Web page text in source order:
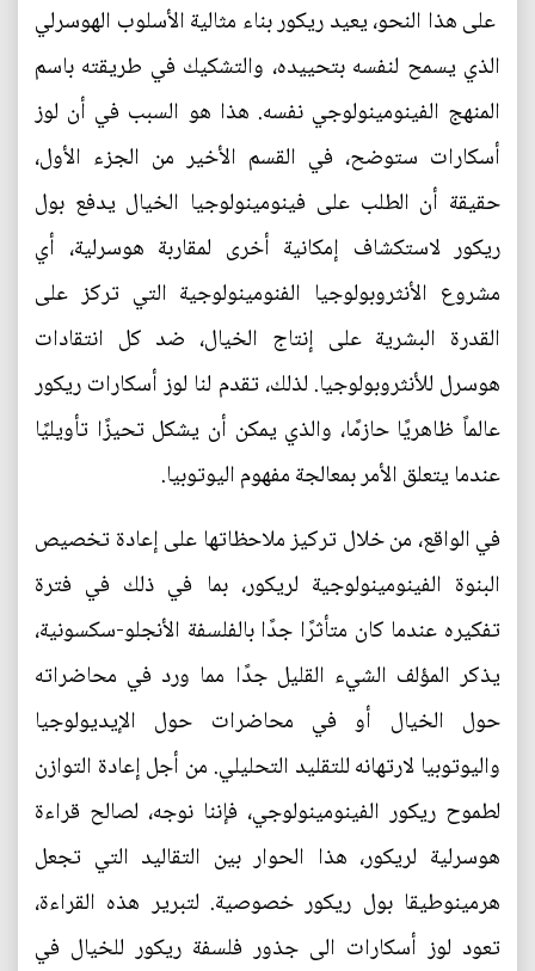
على هذا النحو، يعيد ريكور بناء مثالية الأسلوب الهوسرلي
الذي يسمح لنفسه بتحييده، والتشكيك في طريقته باسم
المنهج الفينومينولوجي نفسه. هذا هو السبب في أن لوز
أسكارات ستوضح، في القسم الأخير من الجزء الأول،
حقيقة أن الطلب على فينومينولوجيا الخيال يدفع بول
ريكور لاستكشاف إمكانية أخرى لمقاربة هوسرلية، أي
مشروع الأنثروبولوجيا الفنومينولوجية التي تركز على
القدرة البشرية على إنتاج الخيال، ضد كل انتقادات
هوسرل للأنثروبولوجيا. لذلك، تقدم لنا لوز أسكارات ريكور
عالماً ظاهريًا حازمًا، والذي يمكن أن يشكل تحيزًا تأويليًا
عندما يتعلق الأمر بمعالجة مفهوم اليوتوبيا.
في الواقع، من خلال تركيز ملاحظاتها على إعادة تخصيص
البنوة الفينومينولوجية لريكور، بما في ذلك في فترة
تفكيره عندما كان متأثرًا جدًا بالفلسفة الأنجلو-سكسونية،
يذكر المؤلف الشيء القليل جدًا مما ورد في محاضراته
حول الخيال أو في محاضرات حول الإيديولوجيا
واليوتوبيا لارتهانه للتقليد التحليلي. من أجل إعادة التوازن
لطموح ريكور الفينومينولوجي، فإننا نوجه، لصالح قراءة
هوسرلية لريكور، هذا الحوار بين التقاليد التي تجعل
هرمينوطيقا بول ريكور خصوصية. لتبرير هذه القراءة،
تعود لوز أسكارات الى جذور فلسفة ريكور للخيال في